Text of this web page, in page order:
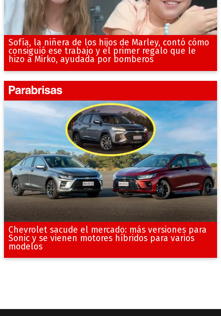
Sofía, la niñera de los hijos de Marley, contó cómo
consiguió ese trabajo y el primer regalo que le
hizo a Mirko, ayudada por bomberos
Chevrolet sacude el mercado: más versiones para
Sonic y se vienen motores híbridos para varios
modelos